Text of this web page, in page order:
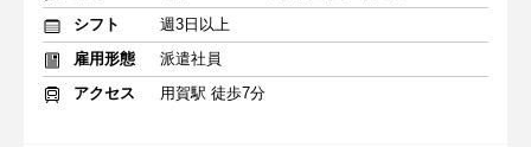
シフト
週3日以上
雇用形態
派遣社員
アクセス
用賀駅 徒歩7分